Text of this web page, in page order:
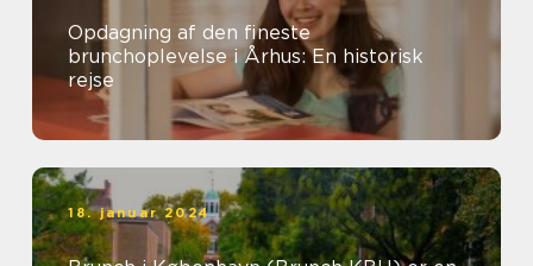
Opdagning af den fineste
brunchoplevelse i Århus: En historisk
rejse
18. januar 2024